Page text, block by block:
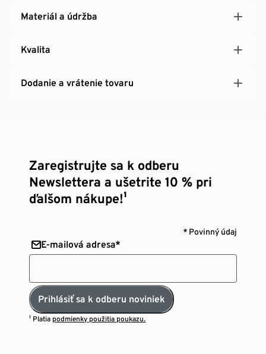
Materiál a údržba
Kvalita
Dodanie a vrátenie tovaru
Zaregistrujte sa k odberu
Newslettera a ušetrite 10 % pri
ďalšom nákupe!¹
* Povinný údaj
E-mailová adresa*
Prihlásiť sa k odberu noviniek
¹ Platia podmienky použitia poukazu.